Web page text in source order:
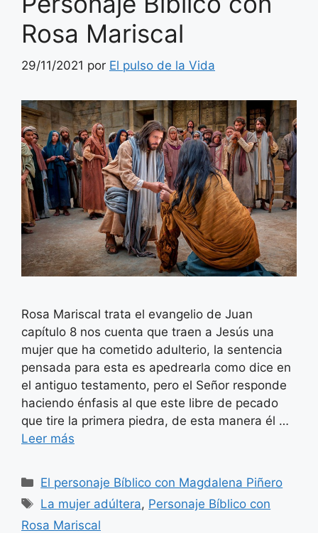
Rosa Mariscal
29/11/2021 por El pulso de la Vida
Rosa Mariscal trata el evangelio de Juan
capítulo 8 nos cuenta que traen a Jesús una
mujer que ha cometido adulterio, la sentencia
pensada para esta es apedrearla como dice en
el antiguo testamento, pero el Señor responde
haciendo énfasis al que este libre de pecado
que tire la primera piedra, de esta manera él …
Leer más
Categorías
El personaje Bíblico con Magdalena Piñero
Etiquetas
La mujer adúltera, Personaje Bíblico con
Rosa Mariscal